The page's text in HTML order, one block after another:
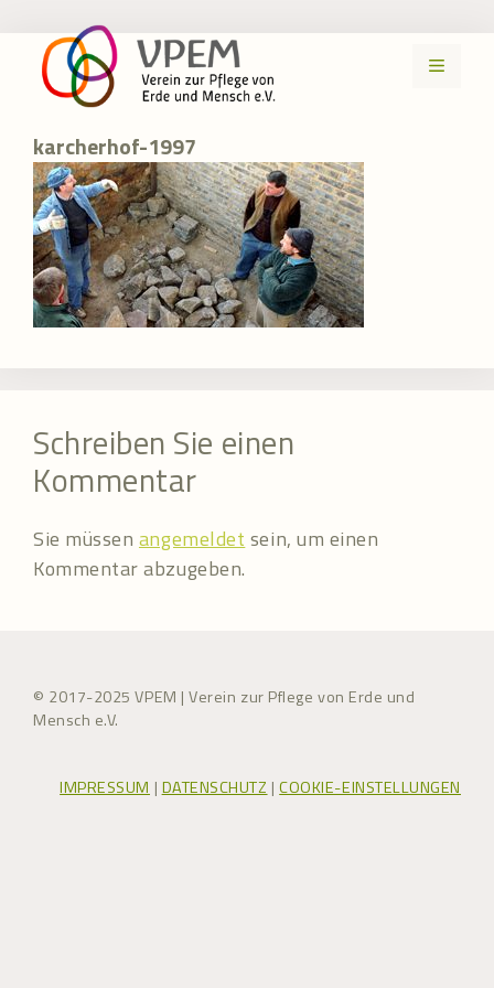
Inhalt
springen
MENÜ
karcherhof-1997
Schreiben Sie einen
Kommentar
Sie müssen angemeldet sein, um einen
Kommentar abzugeben.
© 2017-2025 VPEM | Verein zur Pflege von Erde und
Mensch e.V.
IMPRESSUM | DATENSCHUTZ |COOKIE-EINSTELLUNGEN